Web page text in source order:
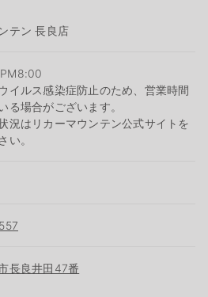
テン 長良店
イルス感染症防止のため、営業時間
る場合がございます。
況はリカーマウンテン公式サイトを
い。
長良井田47番